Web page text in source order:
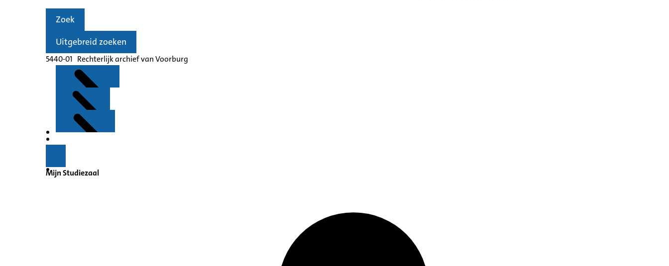
Zoek
Uitgebreid zoeken
5440-01 Rechterlijk archief van Voorburg
Inventaris
Mijn Studiezaal